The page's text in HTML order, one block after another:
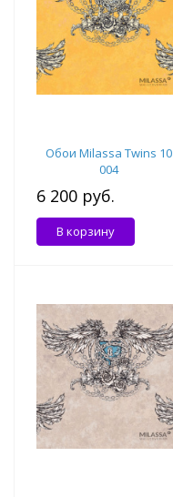
Обои Milassa Twins 10
004
6 200 руб.
В корзину